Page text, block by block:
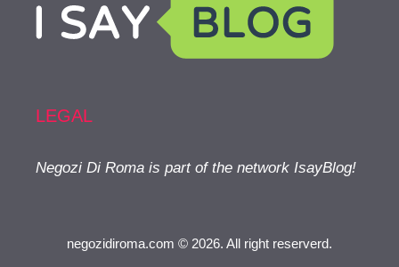
LEGAL
Negozi Di Roma is part of the network IsayBlog!
negozidiroma.com © 2026. All right reserverd.